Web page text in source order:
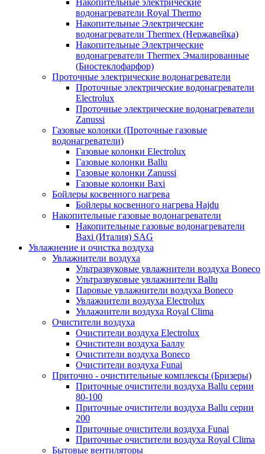
водонагреватели Royal Thermo
Накопительные Электрические
водонагреватели Thermex (Нержавейка)
Накопительные Электрические
водонагреватели Thermex Эмалированные
(Биостеклофарфор)
Проточные электрические водонагреватели
Проточные электрические водонагреватели
Electrolux
Проточные электрические водонагреватели
Zanussi
Газовые колонки (Проточные газовые
водонагреватели)
Газовые колонки Electrolux
Газовые колонки Ballu
Газовые колонки Zanussi
Газовые колонки Baxi
Бойлеры косвенного нагрева
Бойлеры косвенного нагрева Hajdu
Накопительные газовые водонагреватели
Накопительные газовые водонагреватели
Baxi (Италия) SAG
Увлажнение и очистка воздуха
Увлажнители воздуха
Ультразвуковые увлажнители воздуха Boneco
Ультразвуковые увлажнители Ballu
Паровые увлажнители воздуха Boneco
Увлажнители воздуха Electrolux
Увлажнители воздуха Royal Clima
Очистители воздуха
Очистители воздуха Electrolux
Очистители воздуха Баллу
Очистители воздуха Boneco
Очистители воздуха Funai
Приточно - очистительные комплексы (Бризеры)
Приточные очистители воздуха Ballu серии
80-100
Приточные очистители воздуха Ballu серии
200
Приточные очистители воздуха Funai
Приточные очистители воздуха Royal Clima
Бытовые вентиляторы